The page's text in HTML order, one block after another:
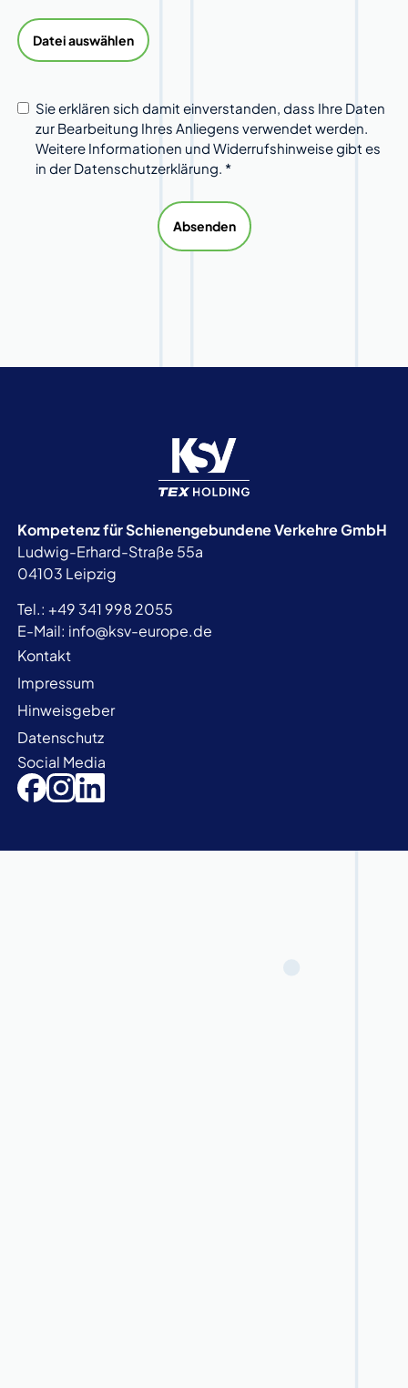
Datei auswählen
Sie erklären sich damit einverstanden, dass Ihre Daten
zur Bearbeitung Ihres Anliegens verwendet werden.
Weitere Informationen und Widerrufshinweise gibt es
in der Datenschutzerklärung. *
Absenden
Kompetenz für SchienengebundeneVerkehre GmbH
Ludwig-Erhard-Straße 55a
04103 Leipzig
Tel.: +49 341 998 2055
E-Mail: info@ksv-europe.de
Kontakt
Impressum
Hinweisgeber
Datenschutz
Social Media